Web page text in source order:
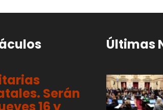
Serán
Últimas